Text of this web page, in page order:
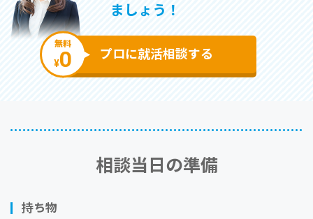
ましょう！
無料
¥0 プロに就活相談する
相談当⽇の準備
持ち物